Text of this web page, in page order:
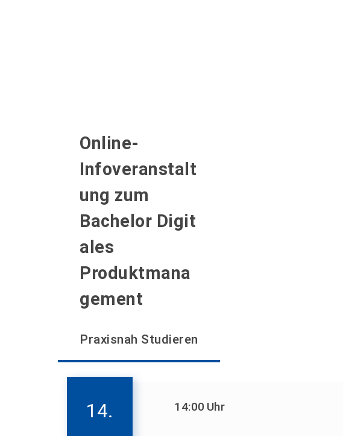
Online-
Infoveranstalt
ung zum
Bachelor Digit
ales
Produktmana
gement
Praxisnah Studieren
14. 14:00 Uhr